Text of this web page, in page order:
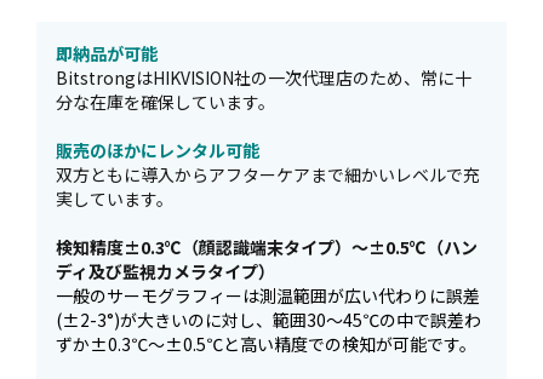
即納品が可能
BitstrongはHIKVISION社の一次代理店のため、常に十
分な在庫を確保しています。
販売のほかにレンタル可能
双方ともに導入からアフターケアまで細かいレベルで充
実しています。
検知精度±0.3℃（顔認識端末タイプ）～±0.5℃（ハン
ディ及び監視カメラタイプ）
一般のサーモグラフィーは測温範囲が広い代わりに誤差
(±2-3°)が大きいのに対し、範囲30～45℃の中で誤差わ
ずか±0.3℃～±0.5℃と高い精度での検知が可能です。